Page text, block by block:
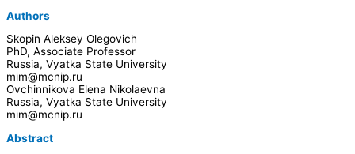
Authors
Skopin Aleksey Olegovich
PhD, Associate Professor
Russia, Vyatka State University
mim@mcnip.ru
Ovchinnikova Elena Nikolaevna
Russia, Vyatka State University
mim@mcnip.ru
Abstract